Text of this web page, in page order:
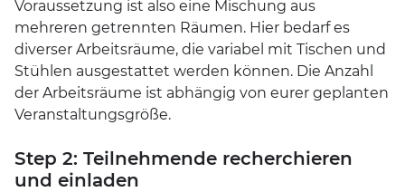
Voraussetzung ist also eine Mischung aus
mehreren getrennten Räumen. Hier bedarf es
diverser Arbeitsräume, die variabel mit Tischen und
Stühlen ausgestattet werden können. Die Anzahl
der Arbeitsräume ist abhängig von eurer geplanten
Veranstaltungsgröße.
Step 2: Teilnehmende recherchieren
und einladen